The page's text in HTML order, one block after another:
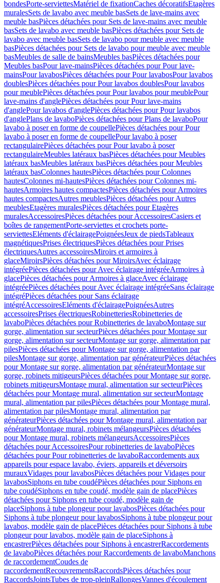
bondesPorte-serviettesMatériel de fixationCaches décoratifsEtagères
muralesSets de lavabo avec meuble basSets de lave-mains avec
meuble basPièces détachées pour Sets de lave-mains avec meuble
basSets de lavabo avec meuble basPièces détachées pour Sets de
lavabo avec meuble basSets de lavabo pour meuble avec meuble
basPièces détachées pour Sets de lavabo pour meuble avec meuble
basMeubles de salle de bainsMeubles basPièces détachées pour
Meubles basPour lave-mainsPièces détachées pour Pour lave-
mainsPour lavabosPièces détachées pour Pour lavabosPour lavabos
doublesPièces détachées pour Pour lavabos doublesPour lavabos
pour meublePièces détachées pour Pour lavabos pour meublePour
lave-mains d'anglePièces détachées pour Pour lave-mains
d'anglePour lavabos d'anglePièces détachées pour Pour lavabos
d'anglePlans de lavaboPièces détachées pour Plans de lavaboPour
lavabo à poser en forme de coupellePièces détachées pour Pour
lavabo à poser en forme de coupellePour lavabo à poser
rectangulairePièces détachées pour Pour lavabo à poser
rectangulaireMeubles latéraux basPièces détachées pour Meubles
latéraux basMeubles latéraux basPièces détachées pour Meubles
latéraux basColonnes hautesPièces détachées pour Colonnes
hautesColonnes mi-hautesPièces détachées pour Colonnes mi-
hautesArmoires hautes compactesPièces détachées pour Armoires
hautes compactesAutres meublesPièces détachées pour Autres
meublesEtagères muralesPièces détachées pour Etagères
muralesAccessoiresPièces détachées pour AccessoiresCasiers et
boîtes de rangementPorte-serviettes et crochets porte-
serviettesEléments d'éclairagePoignéesJeux de piedsTableaux
magnétiquesPrises électriquesPièces détachées pour Prises
électriquesAutres accessoiresMiroirs et armoires à
glaceMiroirsPièces détachées pour MiroirsAvec éclairage
intégréePièces détachées pour Avec éclairage intégréeArmoires à
glacePièces détachées pour Armoires à glaceAvec éclairage
intégréePièces détachées pour Avec éclairage intégréeSans éclairage
intégréPièces détachées pour Sans éclairage
intégréAccessoiresEléments d'éclairagePoignéesAutres
accessoiresPrises électriquesRobinetteriesRobinetteries de
lavaboPièces détachées pour Robinetteries de lavaboMontage sur
gorge, alimentation sur secteurPièces détachées pour Montage sur
gorge, alimentation sur secteurMontage sur gorge, alimentation par
pilesPièces détachées pour Montage sur gorge, alimentation par
pilesMontage sur gorge, alimentation par générateurPièces détachées
pour Montage sur gorge, alimentation par générateurMontage sur
gorge, robinets mitigeursPièces détachées pour Montage sur gorge,
robinets mitigeursMontage mural, alimentation sur secteurPièces
détachées pour Montage mural, alimentation sur secteurMontage
mural, alimentation par pilesPièces détachées pour Montage mural,
alimentation par pilesMontage mural, alimentation par
générateurPièces détachées pour Montage mural, alimentation par
générateurMontage mural, robinets mélangeursPièces détachées
pour Montage mural, robinets mélangeursAccessoiresPièces
détachées pour AccessoiresPour robinetteries de lavaboPièces
détachées pour Pour robinetteries de lavaboRaccordements aux
appareils pour espace lavabo, éviers, appareils et déversoirs
murauxVidages pour lavabosPièces détachées pour Vidages pour
lavabosSiphons en tube coudéPièces détachées pour Siphons en
tube coudéSiphons en tube coudé, modèle gain de placePièces
détachées pour Siphons en tube coudé, modèle gain de
placeSiphons à tube plongeur pour lavabosPièces détachées pour
Siphons à tube plongeur pour lavabosSiphons à tube plongeur pour
lavabos, modèle gain de placePièces détachées pour Siphons à tube
plongeur pour lavabos, modèle gain de placeSiphons à
encastrerPièces détachées pour Siphons à encastrerRaccordements
de lavaboPièces détachées pour Raccordements de lavaboManchons
de raccordementCoudes de
raccordementRecouvrementsRaccordsPièces détachées pour
RaccordsJointsTubes de trop-pleinRallongesVannes d'écoulement